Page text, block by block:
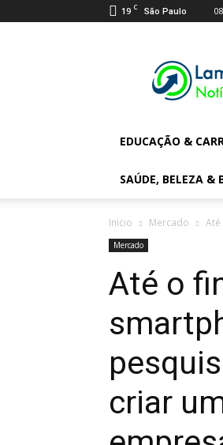
19 C São Paulo
Digital
News
EDUCAÇÃO &
SAÚDE, BELEZA &
Inicio Mercado
Mercado
Até o
criar